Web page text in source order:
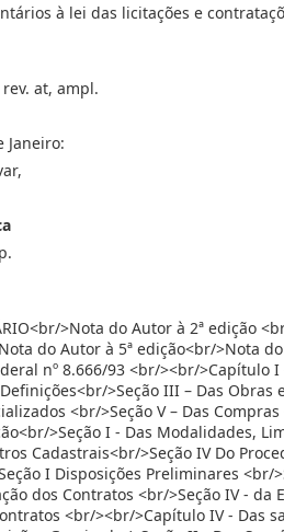
à lei das licitações e
at, ampl.
Janeiro:
>Nota do Autor à 2ª edição
do Autor à 5ª edição<br/>Nota
nº 8.666/93 <br/><br/>Capítulo
>Seção III – Das Obras
<br/>Seção V – Das
>Seção I - Das Modalidades,
Cadastrais<br/>Seção IV Do
I Disposições Preliminares <br/
dos Contratos <br/>Seção IV - da
<br/><br/>Capítulo IV - Das